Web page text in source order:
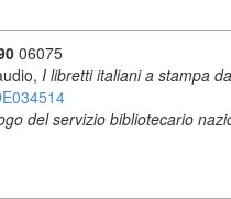
06075
I libretti italiani a stampa
del servizio bibliotecario